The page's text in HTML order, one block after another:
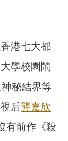
港七大都
學校園鬧
秘結界等
后龔嘉欣
有前作《殺